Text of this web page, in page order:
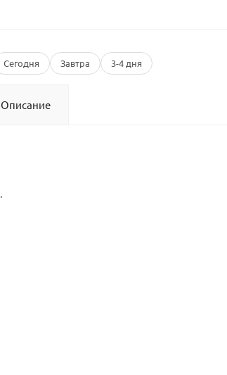
Сегодня Завтра 3-4 дня
Описание